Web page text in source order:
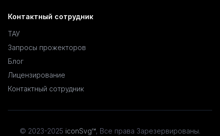
Контактный сотрудник
ТАУ
Запросы прожекторов
Блог
Лицензирование
Контактный сотрудник
© 2023-2025 iconSvg™, Все права Зарезервированы.